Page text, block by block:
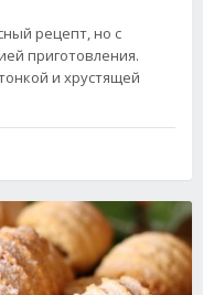
рецепт, но с
приготовления.
и хрустящей